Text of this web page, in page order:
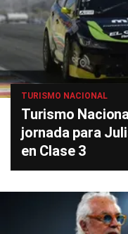
TURISMO NACIONAL
Turismo
jornada para
en Clase 3